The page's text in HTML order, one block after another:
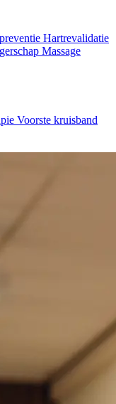
Hartrevalidatie
Massage
Voorste kruisband